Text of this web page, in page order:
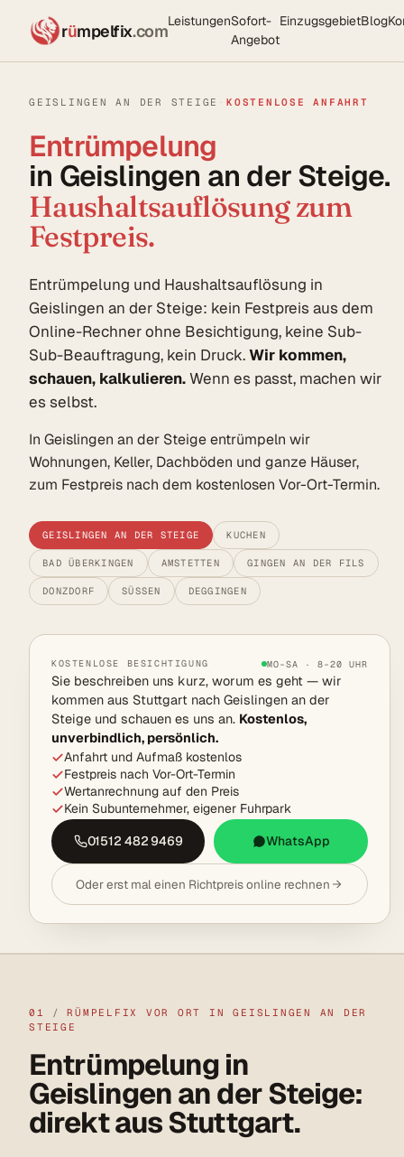
rümpelfix.comLeistungenSofort-
Angebot
EinzugsgebietBlog
GEISLINGEN AN DER STEIGE ·KOSTENLOSE ANFAHRT
Entrümpelung
in Geislingen an der Steige.
Haushaltsauflösung zum
Festpreis.
Entrümpelung und Haushaltsauflösung in
Geislingen an der Steige: kein Festpreis aus dem
Online-Rechner ohne Besichtigung, keine Sub-
Sub-Beauftragung, kein Druck.Wir kommen,
schauen, kalkulieren.Wenn es passt, machen wir
es selbst.
In Geislingen an der Steige entrümpeln wir
Wohnungen, Keller, Dachböden und ganze Häuser,
zum Festpreis nach dem kostenlosen Vor-Ort-Termin.
GEISLINGEN AN DER STEIGE KUCHEN
BAD ÜBERKINGEN AMSTETTEN GINGEN AN DER FILS
DONZDORF SÜSSEN DEGGINGEN
KOSTENLOSE BESICHTIGUNG MO–SA · 8–20 UHR
Sie beschreiben uns kurz, worum es geht — wir
kommen aus Stuttgart nach Geislingen an der
Steige und schauen es uns an. Kostenlos,
unverbindlich, persönlich.
Anfahrt und Aufmaß kostenlos
Festpreis nach Vor-Ort-Termin
Wertanrechnung auf den Preis
Kein Subunternehmer, eigener Fuhrpark
01512 482 9469
WhatsApp
Oder erst mal einen Richtpreis online rechnen
01 /
RÜMPELFIX VOR ORT IN GEISLINGEN AN DER
STEIGE
Entrümpelung in
Geislingen an der Steige:
direkt aus Stuttgart.